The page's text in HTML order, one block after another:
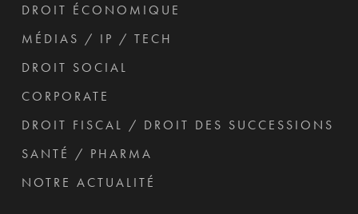
DROIT ÉCONOMIQUE
MÉDIAS / IP / TECH
DROIT SOCIAL
CORPORATE
DROIT FISCAL / DROIT DES SUCCESSIONS
SANTÉ / PHARMA
NOTRE ACTUALITÉ